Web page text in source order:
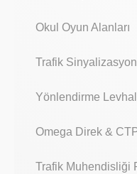
Okul Oyun Alanları
Trafik
Yönlendirme
Omega Direk &
Trafik Muhendisliği